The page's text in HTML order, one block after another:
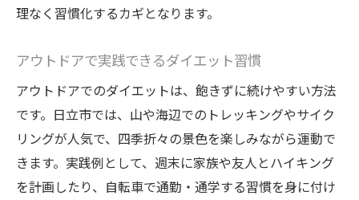
理なく習慣化するカギとなります。
アウトドアで実践できるダイエット習慣
アウトドアでのダイエットは、飽きずに続けやすい方法
です。日立市では、山や海辺でのトレッキングやサイク
リングが人気で、四季折々の景色を楽しみながら運動で
きます。実践例として、週末に家族や友人とハイキング
を計画したり、自転車で通勤・通学する習慣を身に付け